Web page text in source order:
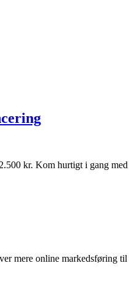
kr. Kom hurtigt i gang
mere online markedsføring